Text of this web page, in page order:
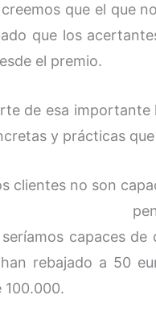
que el que
que los
el premio.
de esa
y prácticas
clientes no son
seríamos capaces
rebajado a 50
100.000.